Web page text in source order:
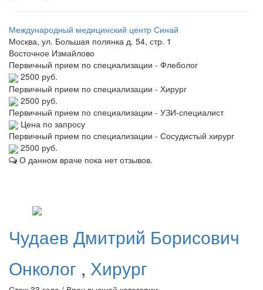
Международный медицинский центр Синай
Москва, ул. Большая полянка д. 54, стр. 1
Восточное Измайлово
Первичный прием по специализации - Флеболог
2500 руб.
Первичный прием по специализации - Хирург
2500 руб.
Первичный прием по специализации - УЗИ-специалист
Цена по запросу
Первичный прием по специализации - Сосудистый хирург
2500 руб.
О данном враче пока нет отзывов.
Чудаев Дмитрий Борисович
Онколог , Хирург